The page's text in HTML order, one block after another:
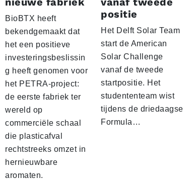
BioBTX heeft
bekendgemaakt dat
het een positieve
investeringsbeslissin
g heeft genomen voor
het PETRA-project:
de eerste fabriek ter
wereld op
commerciële schaal
die plasticafval
rechtstreeks omzet in
hernieuwbare
aromaten.
positie
Het Delft Solar Team
start de American
Solar Challenge
vanaf de tweede
startpositie. Het
studententeam wist
tijdens de driedaagse
Formula…